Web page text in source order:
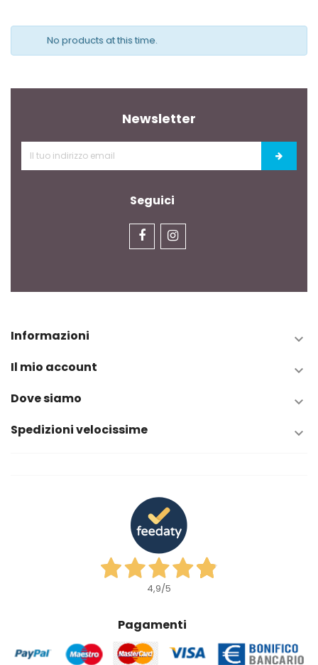
No products at this time.
Newsletter
Seguici
Informazioni 
Il mio account 
Dove siamo 
Spedizioni velocissime 
4,9/5
Pagamenti